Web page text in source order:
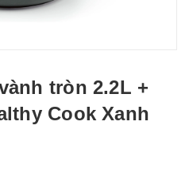
tròn 2.2L +
Cook Xanh